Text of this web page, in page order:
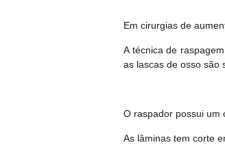
Em cirurgias de
A técnica de
as lascas de osso são
O raspador possui um
As lâminas tem corte